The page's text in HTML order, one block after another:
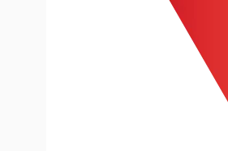
Dinh dưỡng - món ngon